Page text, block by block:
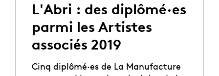
L'Abri : des diplômé·es
parmi les Artistes
associés 2019
Cinq diplômé·es de La Manufacture